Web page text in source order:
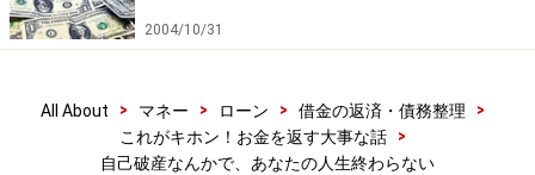
＞
本記事の内容は一般的な情報提供を目的としており、特定の金融
商品や投資行動を推奨するものではありません。
投資や資産運用に関する最終的なご判断はご自身の責任において
2004/10/31
All About > マネー > ローン > 借金の返済・債務整理
>
これがキホン！お金を返す大事な話
>
自己破産なんかで、あなたの人生終わらない